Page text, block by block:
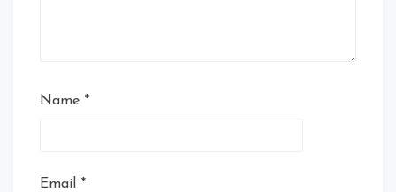
Name *
Email *